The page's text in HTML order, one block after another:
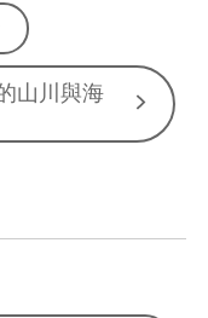
山川與海